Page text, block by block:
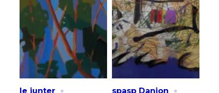
le junter spasp Danion